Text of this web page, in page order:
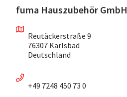
fuma Hauszubehör GmbH
Reutäckerstraße 9
76307 Karlsbad
Deutschland
+49 7248 450 73 0